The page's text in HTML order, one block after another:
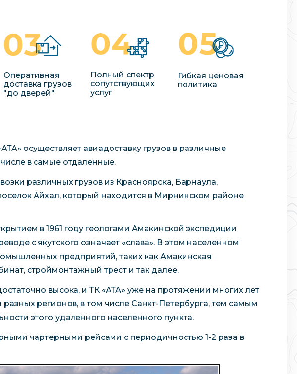
Оперативная
доставка грузов
"до дверей"
Полный спектр
сопутствующих
услуг
Гибкая ценовая
политика
осуществляет авиадоставку грузов в различные
в самые отдаленные.
различных грузов из Красноярска, Барнаула,
Айхал, который находится в Мирнинском районе
в 1961 году геологами Амакинской экспедиции
с якутского означает «слава». В этом населенном
предприятий, таких как Амакинская
строймонтажный трест и так далее.
высока, и ТК «АТА» уже на протяжении многих лет
регионов, в том числе Санкт-Петербурга, тем самым
этого удаленного населенного пункта.
чартерными рейсами с периодичностью 1-2 раза в